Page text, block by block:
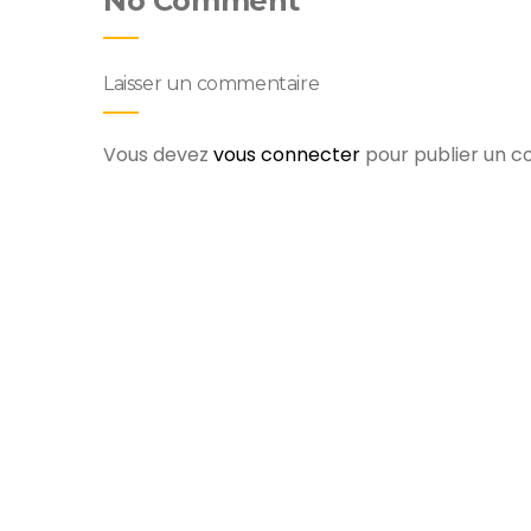
Laisser un commentaire
Vous devez vous connecter pour publier un